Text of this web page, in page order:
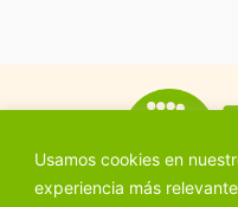
Usamos cookies en
experiencia más